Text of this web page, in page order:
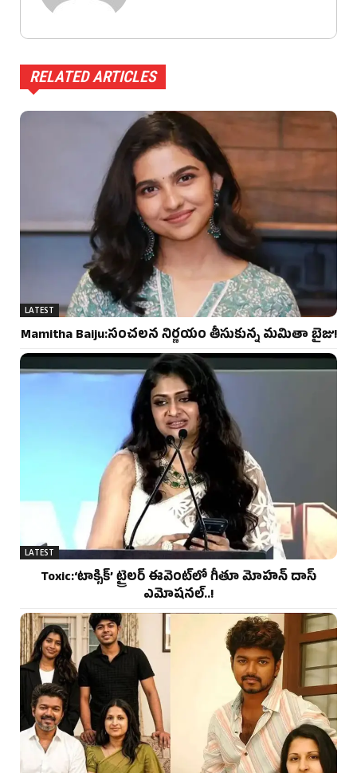
RELATED ARTICLES
LATEST
Mamitha Baiju:సంచలన నిర్ణయం తీసుకున్న మమితా బైజు!
LATEST
Toxic:‘టాక్సిక్’ ట్రైలర్ ఈవెంట్‌లో గీతూ మోహన్ దాస్
ఎమోషనల్..!